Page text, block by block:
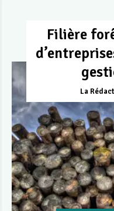
Filière
La